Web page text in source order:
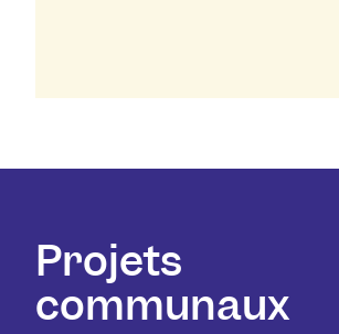
Projets
communaux